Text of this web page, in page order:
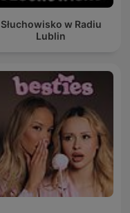
Słuchowisko w Radiu
Lublin